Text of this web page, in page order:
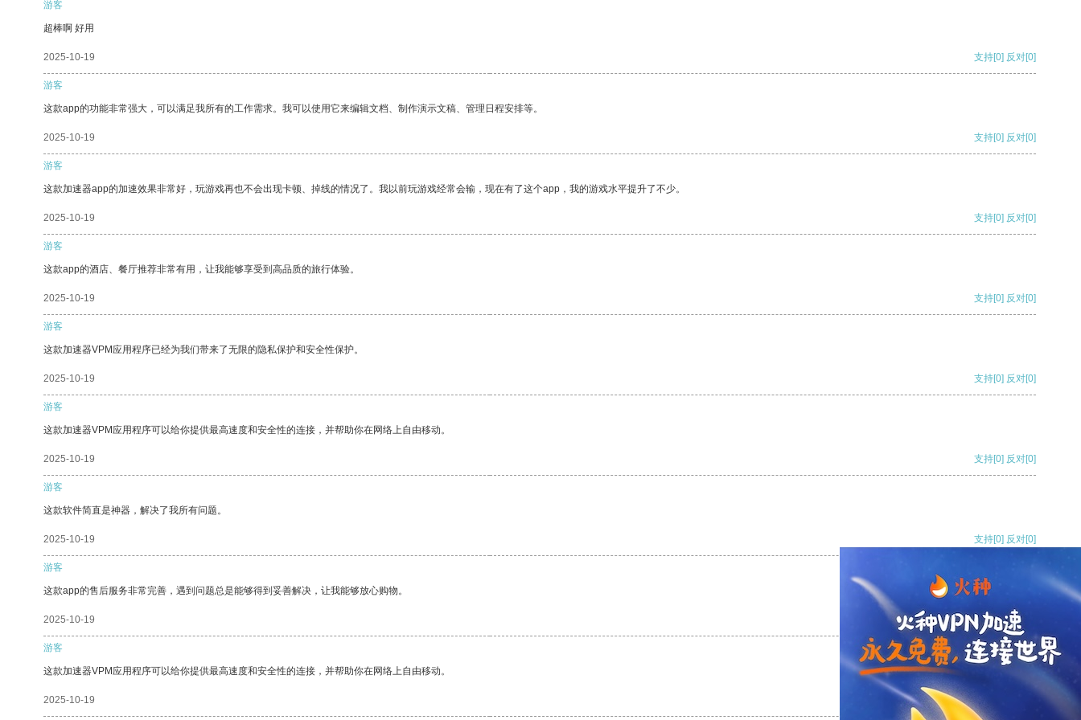
游客
超棒啊 好用
2025-10-19 支持[0] 反对[0]
游客
这款app的功能非常强大，可以满足我所有的工作需求。我可以使用它来编辑文档、制作演示文稿、管理日程安排等。
2025-10-19 支持[0] 反对[0]
游客
这款加速器app的加速效果非常好，玩游戏再也不会出现卡顿、掉线的情况了。我以前玩游戏经常会输，现在有了这个app，我的游戏水平提升了不少。
2025-10-19 支持[0] 反对[0]
游客
这款app的酒店、餐厅推荐非常有用，让我能够享受到高品质的旅行体验。
2025-10-19 支持[0] 反对[0]
游客
这款加速器VPM应用程序已经为我们带来了无限的隐私保护和安全性保护。
2025-10-19 支持[0] 反对[0]
游客
这款加速器VPM应用程序可以给你提供最高速度和安全性的连接，并帮助你在网络上自由移动。
2025-10-19 支持[0] 反对[0]
游客
这款软件简直是神器，解决了我所有问题。
2025-10-19 支持[0] 反对[0]
游客
这款app的售后服务非常完善，遇到问题总是能够得到妥善解决，让我能够放心购物。
2025-10-19 支持[0] 反对
游客
这款加速器VPM应用程序可以给你提供最高速度和安全性的连接，并帮助你在网络上自由移动。
2025-10-19 支持